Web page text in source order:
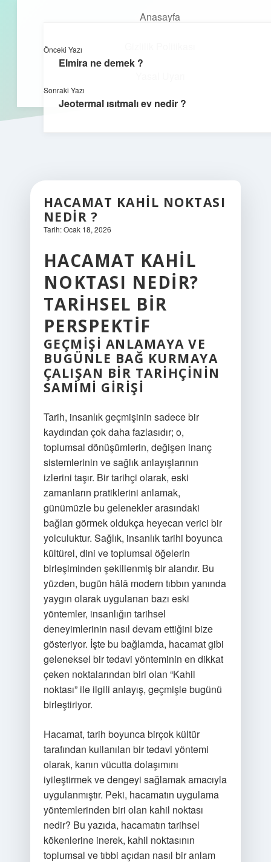
Anasayfa
aç
HACAMAT KAHIL NOKTASI
NEDIR ?
Tarih: Ocak 18, 2026
HACAMAT KAHIL
NOKTASI NEDIR?
TARIHSEL BIR
PERSPEKTIF
GEÇMIŞI ANLAMAYA VE
BUGÜNLE BAĞ KURMAYA
ÇALIŞAN BIR TARIHÇININ
SAMIMI GIRIŞI
Tarih, insanlık geçmişinin sadece bir
kaydından çok daha fazlasıdır; o,
toplumsal dönüşümlerin, değişen inanç
sistemlerinin ve sağlık anlayışlarının
izlerini taşır. Bir tarihçi olarak, eski
zamanların pratiklerini anlamak,
günümüzle bu gelenekler arasındaki
bağları görmek oldukça heyecan verici bir
yolculuktur. Sağlık, insanlık tarihi boyunca
kültürel, dini ve toplumsal öğelerin
birleşiminden şekillenmiş bir alandır. Bu
yüzden, bugün hâlâ modern tıbbın yanında
yaygın olarak uygulanan bazı eski
yöntemler, insanlığın tarihsel
deneyimlerinin nasıl devam ettiğini bize
gösteriyor. İşte bu bağlamda, hacamat gibi
geleneksel bir tedavi yönteminin en dikkat
çeken noktalarından biri olan “Kahil
noktası” ile ilgili anlayış, geçmişle bugünü
birleştiriyor.
Hacamat, tarih boyunca birçok kültür
tarafından kullanılan bir tedavi yöntemi
olarak, kanın vücutta dolaşımını
iyileştirmek ve dengeyi sağlamak amacıyla
uygulanmıştır. Peki, hacamatın uygulama
yöntemlerinden biri olan kahil noktası
nedir? Bu yazıda, hacamatın tarihsel
kökenlerine inerek, kahil noktasının
toplumsal ve tıbbi açıdan nasıl bir anlam
Önceki Yazı
Elmira ne demek ?
Sonraki Yazı
Jeotermal ısıtmalı ev nedir ?